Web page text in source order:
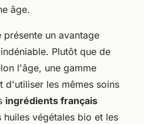
âge.
un avantage
Plutôt que de
l'âge, une gamme
d'utiliser les mêmes soins
ingrédients français
végétales bio et les